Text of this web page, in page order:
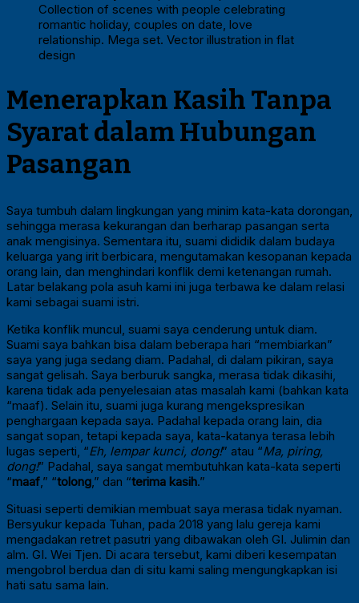
Collection of scenes with people celebrating
romantic holiday, couples on date, love
relationship. Mega set. Vector illustration in flat
design
Menerapkan Kasih Tanpa
Syarat dalam Hubungan
Pasangan
Saya tumbuh dalam lingkungan yang minim kata-kata dorongan,
sehingga merasa kekurangan dan berharap pasangan serta
anak mengisinya. Sementara itu, suami dididik dalam budaya
keluarga yang irit berbicara, mengutamakan kesopanan kepada
orang lain, dan menghindari konflik demi ketenangan rumah.
Latar belakang pola asuh kami ini juga terbawa ke dalam relasi
kami sebagai suami istri.
Ketika konflik muncul, suami saya cenderung untuk diam.
Suami saya bahkan bisa dalam beberapa hari “membiarkan”
saya yang juga sedang diam. Padahal, di dalam pikiran, saya
sangat gelisah. Saya berburuk sangka, merasa tidak dikasihi,
karena tidak ada penyelesaian atas masalah kami (bahkan kata
“maaf). Selain itu, suami juga kurang mengekspresikan
penghargaan kepada saya. Padahal kepada orang lain, dia
sangat sopan, tetapi kepada saya, kata-katanya terasa lebih
lugas seperti, “Eh, lempar kunci, dong!” atau “Ma, piring,
dong!” Padahal, saya sangat membutuhkan kata-kata seperti
“maaf ,” “tolong ,” dan “terima kasih.”
Situasi seperti demikian membuat saya merasa tidak nyaman.
Bersyukur kepada Tuhan, pada 2018 yang lalu gereja kami
mengadakan retret pasutri yang dibawakan oleh GI. Julimin dan
alm. GI. Wei Tjen. Di acara tersebut, kami diberi kesempatan
mengobrol berdua dan di situ kami saling mengungkapkan isi
hati satu sama lain.